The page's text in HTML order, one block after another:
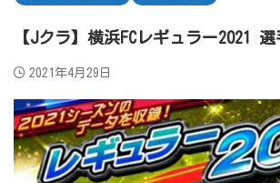
【Jクラ】横浜FCレギュラー2021
2021年4月29日